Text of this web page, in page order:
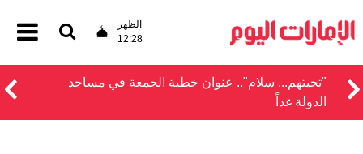
الظهر
12:28
‏"تحيتهم... سلام".. عنوان خطبة الجمعة في مساجد
الدولة غداً